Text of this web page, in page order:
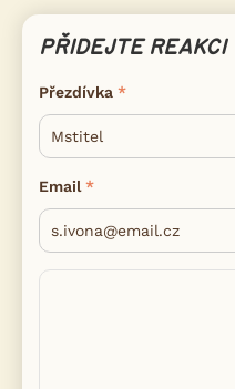
PŘIDEJTE REAKCI
Přezdívka
Email